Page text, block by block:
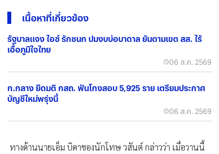
เนื้อหาที่เกี่ยวข้อง
รัฐบาลแจง ไอซ์ รักชนก ปมงบบ่อบาดาล ยันตามเขต สส. ไร้
เอื้อภูมิใจไทย
06 ส.ค. 2569
ก.กลาง ยึดมติ กสถ. ฟันโกงสอบ 5,925 ราย เตรียมประกาศ
บัญชีใหม่พรุ่งนี้
06 ส.ค. 2569
ทางด้านนายเอ็ม บิดาของนักโทษ วสันต์ กล่าวว่า เมื่อวานนี้